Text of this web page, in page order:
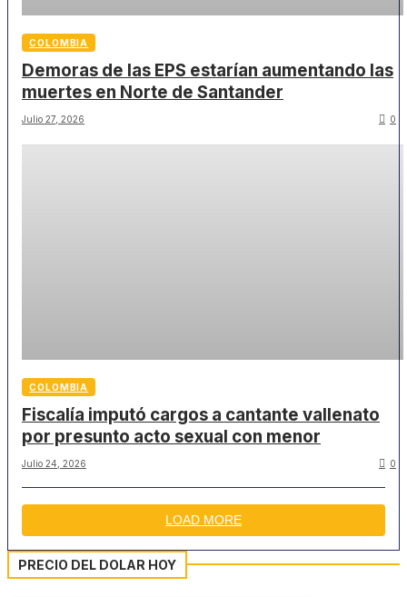
COLOMBIA
Demoras de las EPS estarían aumentando las
muertes en Norte de Santander
Julio 27, 2026 0
COLOMBIA
Fiscalía imputó cargos a cantante vallenato
por presunto acto sexual con menor
Julio 24, 2026 0
LOAD MORE
PRECIO DEL DOLAR HOY